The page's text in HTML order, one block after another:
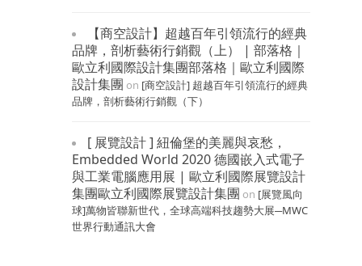
【商空設計】超越百年引領流行的經典
品牌，剖析藝術行銷觀（上） | 部落格｜
歐立利國際設計集團部落格｜歐立利國際
設計集團 on [商空設計] 超越百年引領流行的經典
品牌，剖析藝術行銷觀（下）
[ 展覽設計 ] 紐倫堡的美麗與哀愁，
Embedded World 2020 德國嵌入式電子
與工業電腦應用展 | 歐立利國際展覽設計
集團歐立利國際展覽設計集團 on [展覽風向
球]萬物皆聯新世代，全球高端科技趨勢大展─MWC
世界行動通訊大會